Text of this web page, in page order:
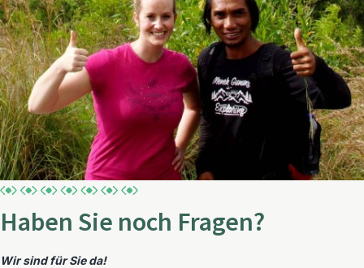
Haben Sie noch Fragen?
Wir sind für Sie da!